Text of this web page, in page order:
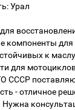
Урал
компоненты для
к
для
СССР
- отличное